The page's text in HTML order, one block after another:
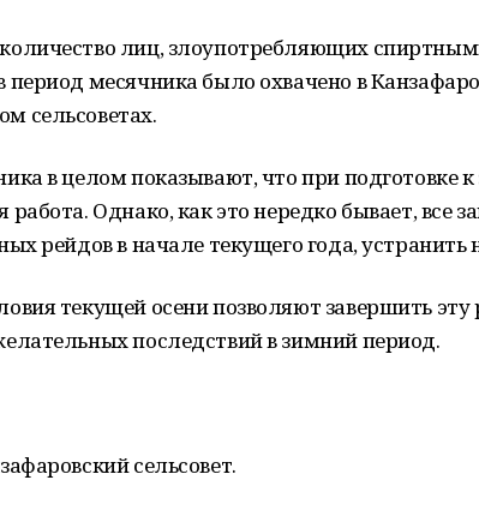
лиц, злоупотребляющих
период месячника было охвачено в
сельсоветах.
в целом показывают, что при подготовке
работа. Однако, как это нередко бывает, все
рейдов в начале текущего года, устранить
текущей осени позволяют завершить эту
последствий в зимний период.
сельсовет.